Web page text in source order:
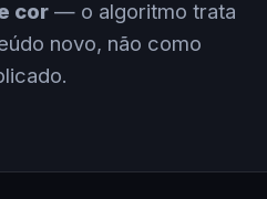
cor — o algoritmo trata
novo, não como